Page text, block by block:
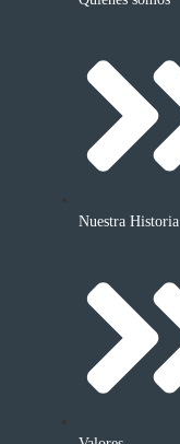
Nuestra Historia